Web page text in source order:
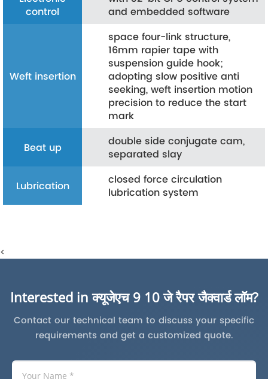
control
and embedded software
Weft insertion
space four-link structure,
16mm rapier tape with
suspension guide hook;
adopting slow positive anti
seeking, weft insertion motion
precision to reduce the start
mark
Beat up
double side conjugate cam,
separated slay
Lubrication
closed force circulation
lubrication system
<
Interested in क्यूजेएच 9 10 जे रैपर जैक्वार्ड लॉम?
Contact our technical team to discuss your specific
requirements and get a customized quote.